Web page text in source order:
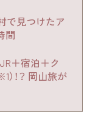
で見つけたア
間
＋宿泊＋ク
！？ 岡山旅が